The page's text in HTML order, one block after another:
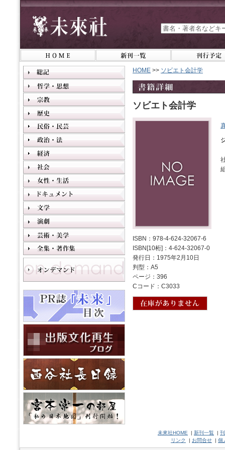
HOME >> ソビエト会計学
ソビエト会計学
ISBN：978-4-624-32067-6
ISBN[10桁]：4-624-32067-0
発行日：1975年2月10日
判型：A5
ページ：396
Cコード：C3033
未來社HOME | 新刊一覧 |
リンク
| お問合せ | 個